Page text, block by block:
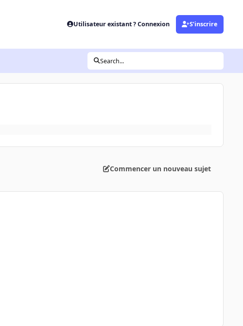
Utilisateur existant ? Connexion S’inscrire
Search...
Commencer un nouveau sujet